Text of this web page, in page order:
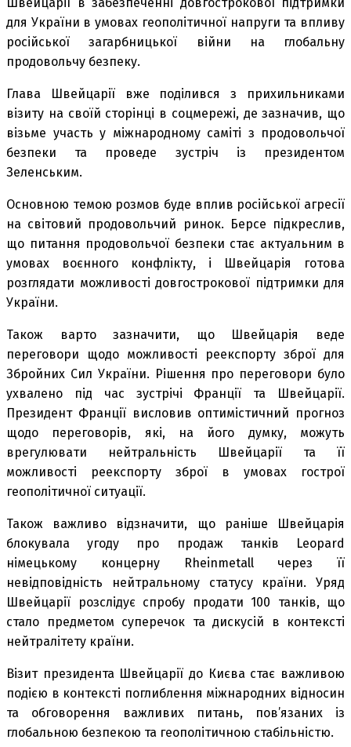
для України в умовах геополітичної напруги та впливу
російської загарбницької війни на глобальну
продовольчу безпеку.
Глава Швейцарії вже поділився з прихильниками
візиту на своїй сторінці в соцмережі, де зазначив, що
візьме участь у міжнародному саміті з продовольчої
безпеки та проведе зустріч із президентом
Зеленським.
Основною темою розмов буде вплив російської агресії
на світовий продовольчий ринок. Берсе підкреслив,
що питання продовольчої безпеки стає актуальним в
умовах воєнного конфлікту, і Швейцарія готова
розглядати можливості довгострокової підтримки для
України.
Також варто зазначити, що Швейцарія веде
переговори щодо можливості реекспорту зброї для
Збройних Сил України. Рішення про переговори було
ухвалено під час зустрічі Франції та Швейцарії.
Президент Франції висловив оптимістичний прогноз
щодо переговорів, які, на його думку, можуть
врегулювати нейтральність Швейцарії та її
можливості реекспорту зброї в умовах гострої
геополітичної ситуації.
Також важливо відзначити, що раніше Швейцарія
блокувала угоду про продаж танків Leopard
німецькому концерну Rheinmetall через її
невідповідність нейтральному статусу країни. Уряд
Швейцарії розслідує спробу продати 100 танків, що
стало предметом суперечок та дискусій в контексті
нейтралітету країни.
Візит президента Швейцарії до Києва стає важливою
подією в контексті поглиблення міжнародних відносин
та обговорення важливих питань, пов’язаних із
глобальною безпекою та геополітичною стабільністю.